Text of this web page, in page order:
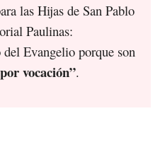
las Hijas de San Pablo
Paulinas:
Evangelio porque son
vocación”.